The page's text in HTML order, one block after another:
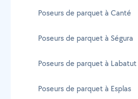
Poseurs de parquet à Canté
Poseurs de parquet à Ségura
Poseurs de parquet à Labatut
Poseurs de parquet à Esplas